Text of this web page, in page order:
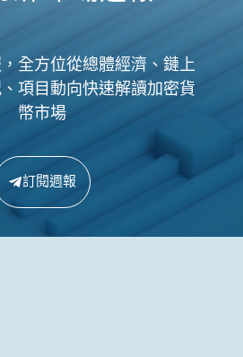
全方位從總體經濟、鏈上
項目動向快速解讀加密貨
幣市場
訂閱週報